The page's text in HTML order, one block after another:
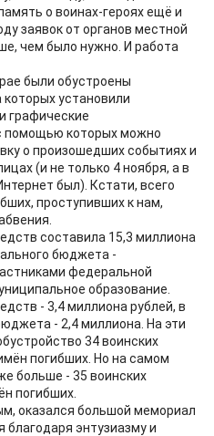
о воинах-героях ещё и
заявок от органов местной
чем было нужно. И работа
были обустроены
которых установили
графические
помощью которых можно
о произошедших событиях и
(и не только 4 ноября, а в
был). Кстати, всего
проступивших к нам,
составила 15,3 миллиона
бюджета -
федеральной
образование.
- 3,4 миллиона рублей, в
- 2,4 миллиона. На эти
34 воинских
погибших. Но на самом
больше - 35 воинских
погибших.
оказался большой мемориал
благодаря энтузиазму и